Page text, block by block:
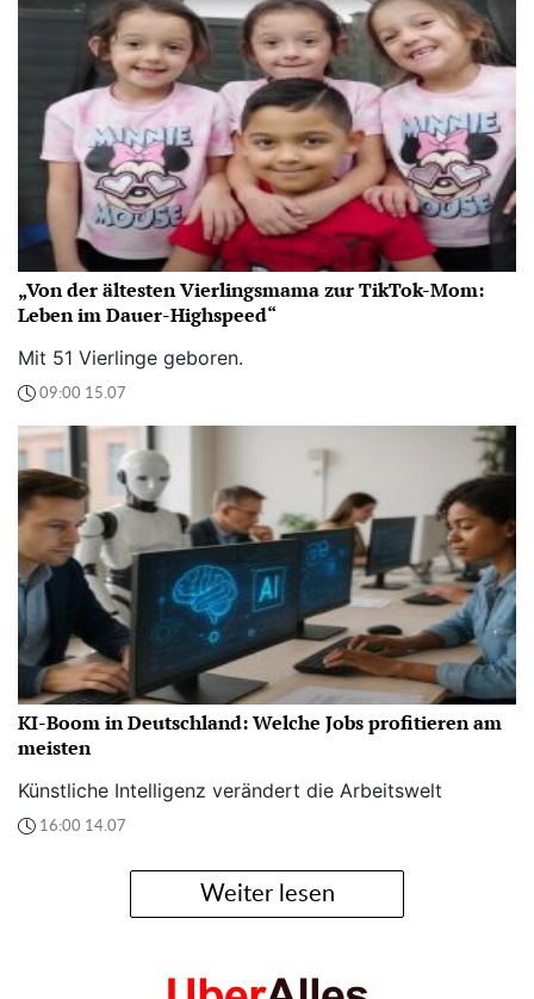
„Von der ältesten Vierlingsmama zur TikTok-Mom:
Leben im Dauer-Highspeed“
Mit 51 Vierlinge geboren.
09:00 15.07
KI-Boom in Deutschland: Welche Jobs profitieren am
meisten
Künstliche Intelligenz verändert die Arbeitswelt
16:00 14.07
Weiter lesen